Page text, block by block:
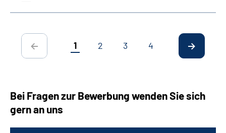
1 2 3 4
Bei Fragen zur Bewerbung wenden Sie sich
gern an uns